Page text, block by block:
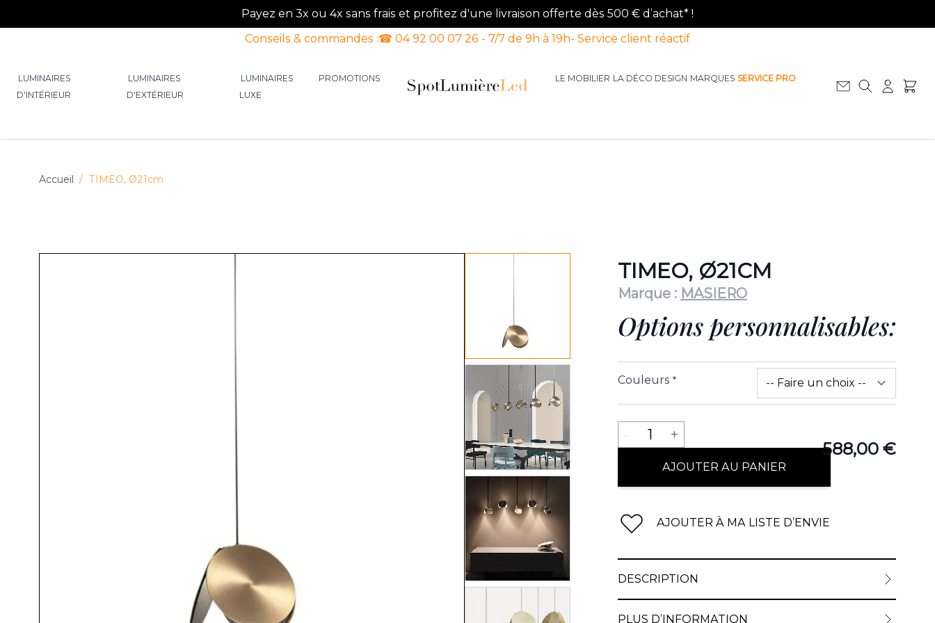
Payez en 3x ou 4x sans frais et profitez d'une livraison offerte dès 500 € d’achat* !
Conseils & commandes :☎ 04 92 00 07 26 - 7/7 de 9h à 19h- Service client réactif
LUMINAIRES
D'INTÉRIEUR
LUMINAIRES
D'EXTÉRIEUR
LUMINAIRES
LUXE
PROMOTIONS LE MOBILIER LA DÉCO DESIGN MARQUES SERVICE PRO
Accueil / TIMEO, Ø21cm
View larger image
View larger image
TIMEO, Ø21CM
Marque : MASIERO
Options personnalisables:
Couleurs *
588,00 €
Quantité
- 1 +
AJOUTER AU PANIER
AJOUTER À MA LISTE D’ENVIE
DESCRIPTION
PLUS D’INFORMATION